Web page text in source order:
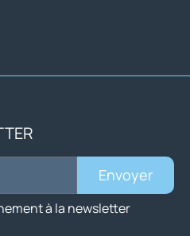
à la newsletter
Envoyer